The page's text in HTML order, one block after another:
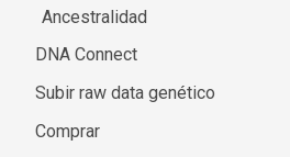
Ancestralidad
DNA Connect
Subir raw data genético
Comprar